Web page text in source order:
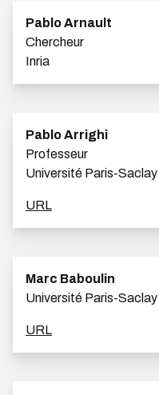
Pablo Arnault
Chercheur
Inria
Pablo Arrighi
Professeur
Université Paris-Saclay
URL
Marc Baboulin
Université Paris-Saclay
URL